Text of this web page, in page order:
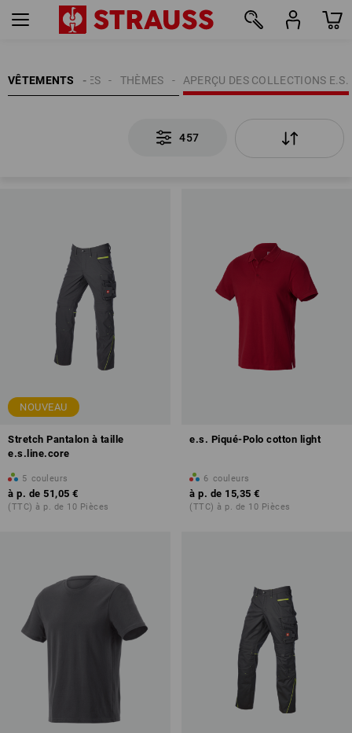
VÊTEMENTS APERÇU DES COLLECTIONS E.S.
THÈMES
HOMMES
457
457
NOUVEAU
Stretch Pantalon à taille
e.s.line.core
5 couleurs
à p. de 51,05 €
(TTC) à p. de 10 Pièces
e.s. Piqué-Polo cotton light
6 couleurs
à p. de 15,35 €
(TTC) à p. de 10 Pièces